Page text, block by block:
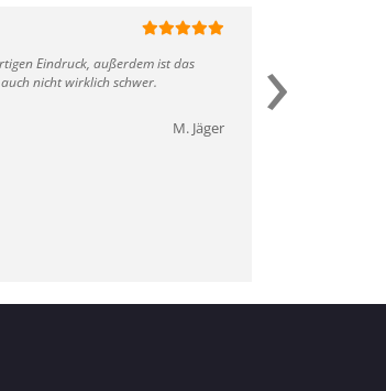
Eindruck, außerdem ist das
nicht wirklich schwer.
M. Jäger ›